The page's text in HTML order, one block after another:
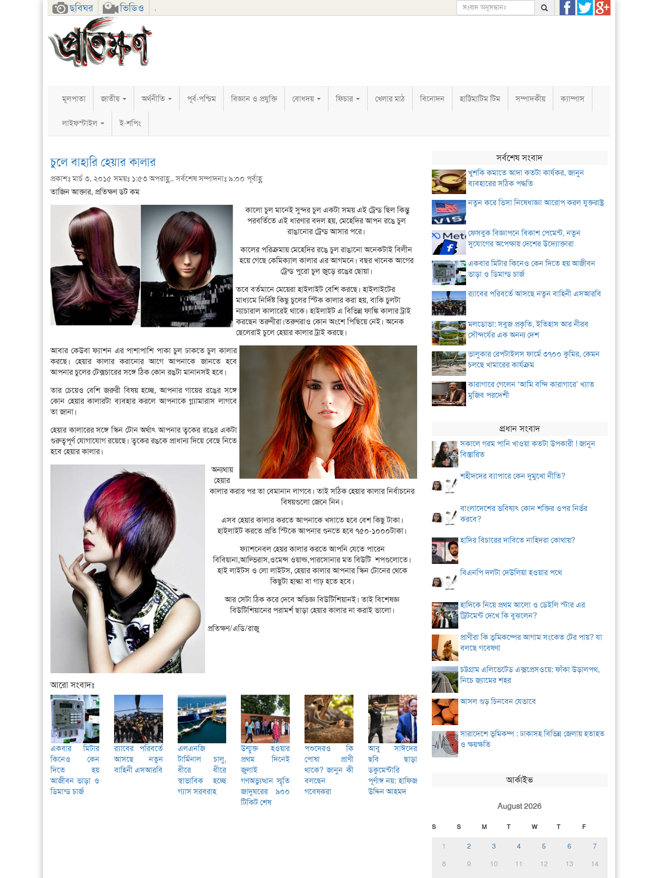
ছবিঘর ভিডিও ,
FacebookTwitterGoogle+
মূলপাতা জাতীয় অর্থনীতি পূর্ব-পশ্চিম বিজ্ঞান ও প্রযুক্তি বোধদয় ফিচার খেলার মাঠ বিনোদন হাট্টিমাটিম টিম সম্পাদকীয় ক্যাম্পাস
লাইফস্টাইল ই-শপিং
চুলে বাহারি হেয়ার কালার
প্রকাশঃ মার্চ ৩, ২০১৫ সময়ঃ ১:৫৩ অপরাহ্ণ.. সর্বশেষ সম্পাদনাঃ ৯:০০ পূর্বাহ্ণ
তাজিন আক্তার, প্রতিক্ষণ ডট কম
কালো চুল মানেই সুন্দর চুল একটা সময় এই ট্রেন্ড ছিল কিন্তু
পরবর্তিতে এই ধারণার বদল হয়, মেহেদির আপন রঙে চুল
রাঙানোর ট্রেন্ড আসার পরে।
কালের পরিক্রমায় মেহেদির রঙে চুল রাঙানো অনেকটাই বিলীন
হয়ে গেছে কেমিক্যাল কালার এর আগমনে। বছর খানেক আগের
ট্রেন্ড পুরো চুল জুড়ে রঙের ছোয়া।
তবে বর্তমানে মেয়েরা হাইলাইট বেশি করছে। হাইলাইটের
মাধ্যমে নির্দিষ্ট কিছু চুলের স্টিক কালার করা হয়, বাকি চুলটা
ন্যাচারাল কালারেই থাকে। হাইলাইট এ বিভিন্ন ফাঙ্কি কালার ট্রাই
করছেন তরুণীরা।তরুণরাও কোন অংশে পিছিয়ে নেই। অনেক
ছেলেরাই চুলে হেয়ার কালার ট্রাই করছে।
আবার কেউবা ফ্যাশন এর পাশাপাশি পাকা চুল ঢাকতে চুল কালার
করছে। হেয়ার কালার করানোর আগে আপনাকে জানতে হবে
আপনার চুলের টেক্সচারের সঙ্গে ঠিক কোন রঙটা মানানসই হবে।
তার চেয়েও বেশি জরুরী বিষয় হচ্ছে, আপনার গায়ের রঙের সঙ্গে
কোন হেয়ার কালারটা ব্যবহার করলে আপনাকে গ্ল্যামারাস লাগবে
তা জানা।
হেয়ার কালারের সঙ্গে স্কিন টোন অর্থাৎ আপনার ত্বকের রঙের একটা
গুরুত্বপূর্ণ যোগাযোগ রয়েছে। ত্বকের রঙকে প্রাধান্য দিয়ে বেছে নিতে
হবে হেয়ার কালার।
অন্যথায়
হেয়ার
কালার করার পর তা বেমানান লাগবে। তাই সঠিক হেয়ার কালার নির্বাচনের
বিষয়গুলো জেনে নিন।
এসব হেয়ার কালার করতে আপনাকে খসাতে হবে বেশ কিছু টাকা।
হাইলাইট করতে প্রতি স্টিকে আপনার গুনতে হবে ৭৫০-১০০০টাকা।
ফ্যাশনেবল হেয়র কালার করতে আপনি যেতে পারেন
বিবিয়ানা,আল্ভিরাস,ওমেন্স ওয়াল্ড,পারসোনার মত বিউটি শপগুলোতে।
হাই লাইটস ও লো লাইটস, হেয়ার কালার আপনার স্কিন টোনের থেকে
কিছুটা হাল্কা বা গাঢ় হতে হবে।
আর সেটা ঠিক করে দেবে অভিজ্ঞ বিউটিশিয়ানই। তাই বিশেষজ্ঞ
বিউটিশিয়ানের পরামর্শ ছাড়া হেয়ার কালার না করাই ভালো।
প্রতিক্ষণ/এডি/রাজু
আরো সংবাদঃ
একবার মিটার
কিনেও কেন
দিতে হয়
আজীবন ভাড়া ও
ডিমান্ড চার্জ
র‌্যাবের পরিবর্তে
আসছে নতুন
বাহিনী এসআরবি
এলএনজি
টার্মিনাল চালু,
ধীরে ধীরে
স্বাভাবিক হচ্ছে
গ্যাস সরবরাহ
উন্মুক্ত হওয়ার
প্রথম দিনেই
জুলাই
গণঅভ্যুত্থান স্মৃতি
জাদুঘরের ৯০০
টিকিট শেষ
পশুদেরও কি
পোষা প্রাণী
থাকে? জানুন কী
বলছেন
গবেষকরা
আবু সাঈদের
ছবি ছাড়া
ডকুমেন্টারি
পূর্ণাঙ্গ নয়: হাফিজ
উদ্দিন আহমদ
সর্বশেষ সংবাদ
খুশকি কমাতে আদা কতটা কার্যকর, জানুন
ব্যবহারের সঠিক পদ্ধতি
নতুন করে ভিসা নিষেধাজ্ঞা আরোপ করল যুক্তরাষ্ট্র
ফেসবুক বিজ্ঞাপনে বিকাশ পেমেন্ট, নতুন
সুযোগের অপেক্ষায় দেশের উদ্যোক্তারা
একবার মিটার কিনেও কেন দিতে হয় আজীবন
ভাড়া ও ডিমান্ড চার্জ
র‌্যাবের পরিবর্তে আসছে নতুন বাহিনী এসআরবি
মলডোভা: সবুজ প্রকৃতি, ইতিহাস আর নীরব
সৌন্দর্যের এক অনন্য দেশ
ভালুকার রেপটাইলস ফার্মে ৩৭০০ কুমির, কেমন
চলছে খামারের কার্যক্রম
কারাগারে গেলেন ‘আমি বন্দি কারাগারে’ খ্যাত
মুজিব পরদেশী
প্রধান সংবাদ
সকালে গরম পানি খাওয়া কতটা উপকারী ! জানুন
বিস্তারিত
শহীদদের ব্যাপারে কেন দুমুখো নীতি?
বাংলাদেশের ভবিষ্যৎ কোন শক্তির ওপর নির্ভর
করবে?
হাদির বিচারের দাবিতে নাহিদরা কোথায়?
বিএনপি দলটা দেউলিয়া হওয়ার পথে
হাদিকে নিয়ে প্রথম আলো ও ডেইলি স্টার এর
ট্রিটমেন্ট দেখে কি বুঝলেন?
প্রাণীরা কি ভূমিকম্পের আগাম সংকেত টের পায়? যা
বলছে গবেষণা
চট্টগ্রাম এলিভেটেড এক্সপ্রেসওয়ে: ফাঁকা উড়ালপথ,
নিচে জ্যামের শহর
আসল গুড় চিনবেন যেভাবে
সারাদেশে ভূমিকম্প : ঢাকাসহ বিভিন্ন জেলায় হতাহত
ও ক্ষয়ক্ষতি
আর্কাইভ
August 2026
S S M T W T F
1 2 3 4 5 6
7
8
9 10 11 12 13
14